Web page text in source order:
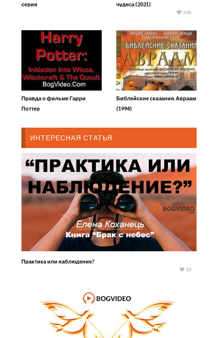
серия
чудеса (2021)
346
Правда о фильме Гарри
Поттер
Библейские сказания. Авраам
(1994)
ИНТЕРЕСНАЯ СТАТЬЯ
Практика или наблюдение?
20